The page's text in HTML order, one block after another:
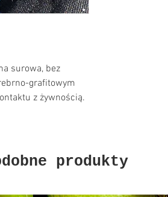
surowa, bez
grafitowym
z żywnością.
produkty